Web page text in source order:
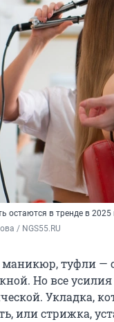
остаются в тренде в 2025
/ NGS55.RU
туфли —
Но все
Укладка,
или стрижка,